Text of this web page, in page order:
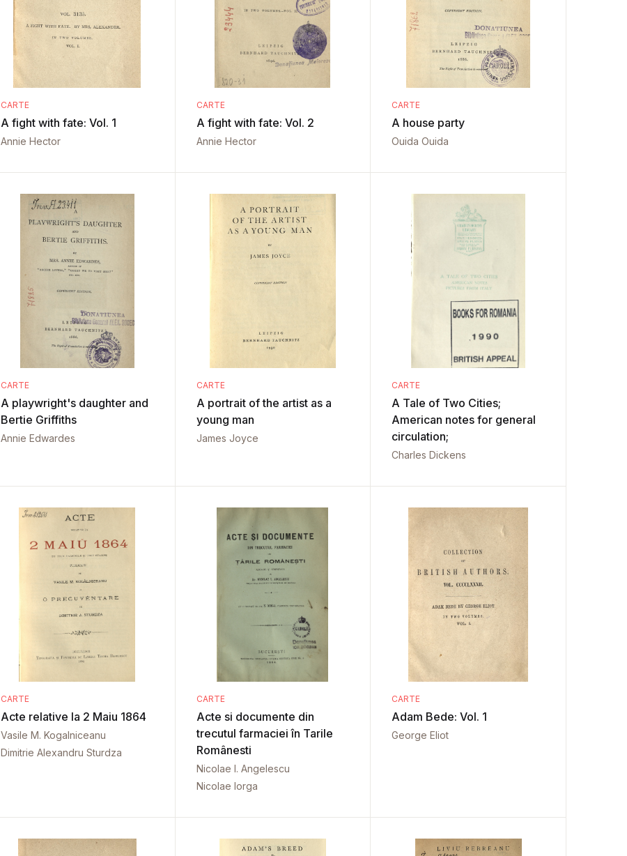
CARTE
A fight with fate: Vol. 1
Annie Hector
CARTE
A fight with fate: Vol. 2
Annie Hector
CARTE
A house party
Ouida Ouida
CARTE
A playwright's daughter and
Bertie Griffiths
Annie Edwardes
CARTE
A portrait of the artist as a
young man
James Joyce
CARTE
A Tale of Two Cities;
American notes for general
circulation;
Charles Dickens
CARTE
Acte relative la 2 Maiu 1864
Vasile M. Kogalniceanu
Dimitrie Alexandru Sturdza
CARTE
Acte si documente din
trecutul farmaciei în Tarile
Românesti
Nicolae I. Angelescu
Nicolae Iorga
CARTE
Adam Bede: Vol. 1
George Eliot